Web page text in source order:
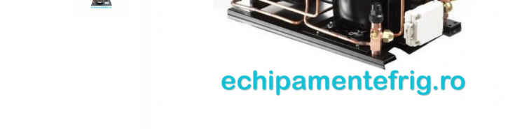
Compresoare Cubigel R404a